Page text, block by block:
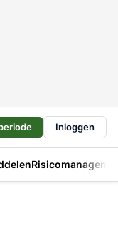
Inloggen